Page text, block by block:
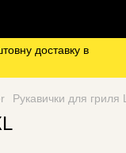
доставку в
Рукавички для гриля